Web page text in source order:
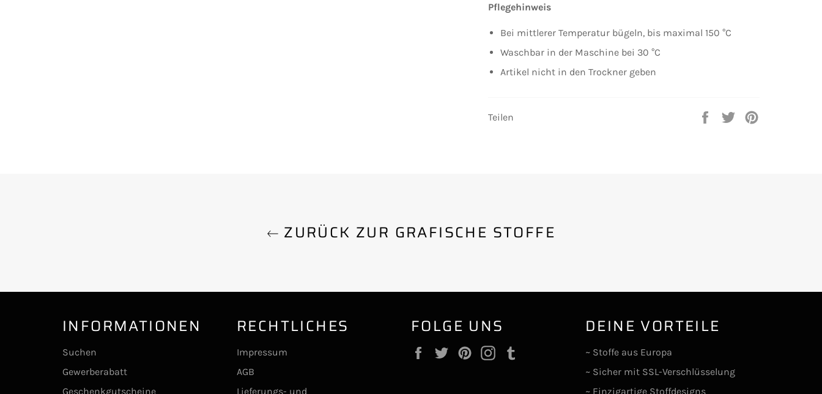
Pflegehinweis
Bei mittlerer Temperatur bügeln, bis maximal 150 °C
Waschbar in der Maschine bei 30 °C
Artikel nicht in den Trockner geben
Teilen
Auf
Auf
ZURÜCK ZUR GRAFISCHE STOFFE
INFORMATIONEN
Suchen
Gewerberabatt
Geschenkgutscheine
RECHTLICHES
Impressum
AGB
Lieferungs- und
FOLGE UNS
FacebookTwitterPinterestInstagram
DEINE VORTEILE
~ Stoffe aus Europa
~ Sicher mit SSL-Verschlüsselung
~ Einzigartige Stoffdesigns